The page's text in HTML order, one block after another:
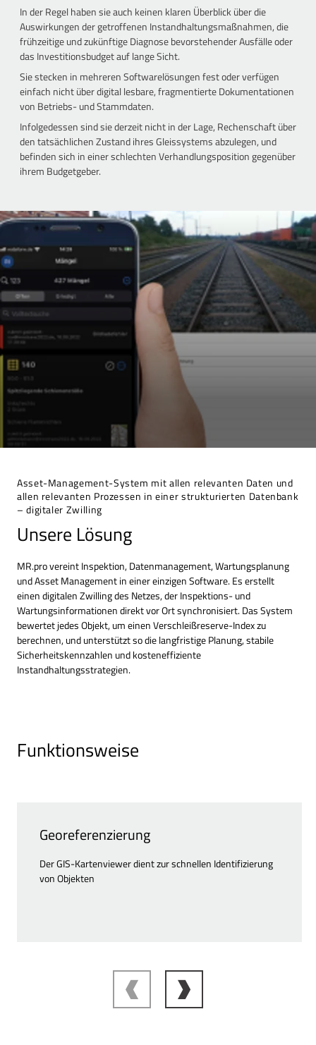
In der Regel haben sie auch keinen klaren Überblick über die
Auswirkungen der getroffenen Instandhaltungsmaßnahmen, die
frühzeitige und zukünftige Diagnose bevorstehender Ausfälle oder
das Investitionsbudget auf lange Sicht.
Sie stecken in mehreren Softwarelösungen fest oder verfügen
einfach nicht über digital lesbare, fragmentierte Dokumentationen
von Betriebs- und Stammdaten.
Infolgedessen sind sie derzeit nicht in der Lage, Rechenschaft über
den tatsächlichen Zustand ihres Gleissystems abzulegen, und
befinden sich in einer schlechten Verhandlungsposition gegenüber
ihrem Budgetgeber.
Asset-Management-System mit allen relevanten Daten und
allen relevanten Prozessen in einer strukturierten Datenbank
– digitaler Zwilling
Unsere Lösung
MR.pro vereint Inspektion, Datenmanagement, Wartungsplanung
und Asset Management in einer einzigen Software. Es erstellt
einen digitalen Zwilling des Netzes, der Inspektions- und
Wartungsinformationen direkt vor Ort synchronisiert. Das System
bewertet jedes Objekt, um einen Verschleißreserve-Index zu
berechnen, und unterstützt so die langfristige Planung, stabile
Sicherheitskennzahlen und kosteneffiziente
Instandhaltungsstrategien.
Funktionsweise
Georeferenzierung
Der GIS-Kartenviewer dient zur schnellen Identifizierung
von Objekten